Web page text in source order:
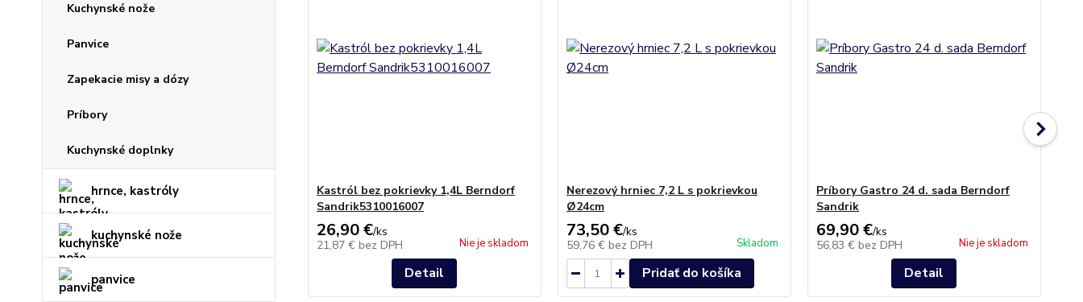
Kuchynské nože
Panvice
Zapekacie misy a dózy
Príbory
Kuchynské doplnky
hrnce, kastróly
kuchynské nože
panvice
Kastról bez pokrievky 1,4L Berndorf
Sandrik5310016007
26,90 €/ks
21,87 € bez DPH Nie je skladom
Detail
Nerezový hrniec 7,2 L s pokrievkou
Ø24cm
73,50 €/ks
59,76 € bez DPH Skladom
Pridať do košíka
Príbory Gastro 24 d. sada Berndorf
Sandrik
69,90 €/ks
56,83 € bez DPH Nie je skladom
Detail